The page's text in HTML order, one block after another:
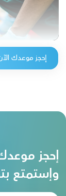
إحجز موعدك
إحجز
وإستمتع